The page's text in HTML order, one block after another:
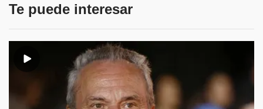
Te puede interesar